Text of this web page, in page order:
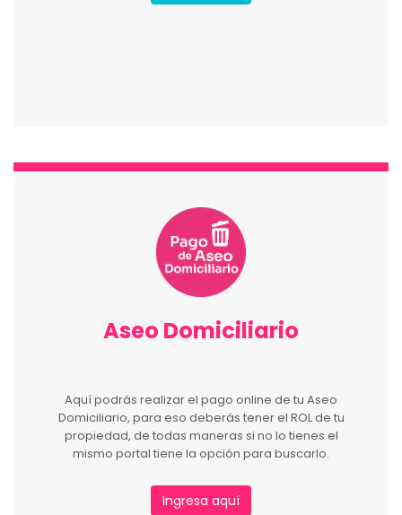
Aseo Domiciliario
Aquí podrás realizar el pago online de tu Aseo
Domiciliario, para eso deberás tener el ROL de tu
propiedad, de todas maneras si no lo tienes el
mismo portal tiene la opción para buscarlo.
Ingresa aquí